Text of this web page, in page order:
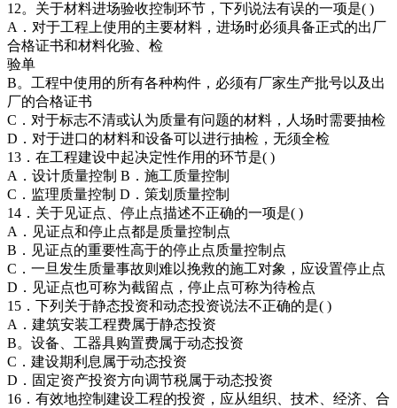
12。关于材料进场验收控制环节，下列说法有误的一项是( )
A．对于工程上使用的主要材料，进场时必须具备正式的出厂
合格证书和材料化验、检
验单
B。工程中使用的所有各种构件，必须有厂家生产批号以及出
厂的合格证书
C．对于标志不清或认为质量有问题的材料，人场时需要抽检
D．对于进口的材料和设备可以进行抽检，无须全检
13．在工程建设中起决定性作用的环节是( )
A．设计质量控制 B．施工质量控制
C．监理质量控制 D．策划质量控制
14．关于见证点、停止点描述不正确的一项是( )
A．见证点和停止点都是质量控制点
B．见证点的重要性高于的停止点质量控制点
C．一旦发生质量事故则难以挽救的施工对象，应设置停止点
D．见证点也可称为截留点，停止点可称为待检点
15．下列关于静态投资和动态投资说法不正确的是( )
A．建筑安装工程费属于静态投资
B。设备、工器具购置费属于动态投资
C．建设期利息属于动态投资
D．固定资产投资方向调节税属于动态投资
16．有效地控制建设工程的投资，应从组织、技术、经济、合